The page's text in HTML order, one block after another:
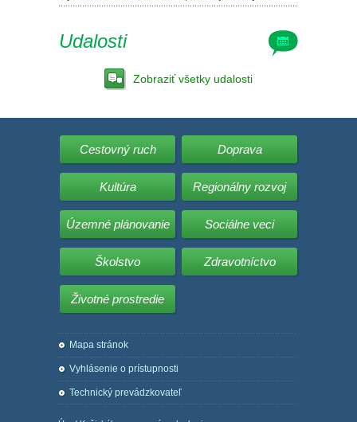
Udalosti
Zobraziť všetky udalosti
Cestovný ruch Doprava
Kultúra Regionálny rozvoj
Územné plánovanie Sociálne veci
Školstvo Zdravotníctvo
Životné prostredie
Mapa stránok
Vyhlásenie o prístupnosti
Technický prevádzkovateľ